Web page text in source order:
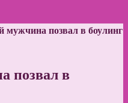
мужчина позвал в боулинг
позвал в